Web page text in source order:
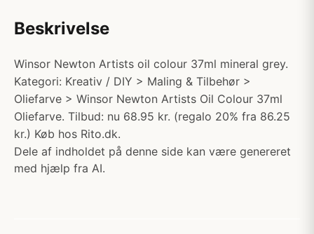
Beskrivelse
Winsor Newton Artists oil colour 37ml mineral grey.
Kategori: Kreativ / DIY > Maling & Tilbehør >
Oliefarve > Winsor Newton Artists Oil Colour 37ml
Oliefarve. Tilbud: nu 68.95 kr. (regalo 20% fra 86.25
kr.) Køb hos Rito.dk.
Dele af indholdet på denne side kan være genereret
med hjælp fra AI.